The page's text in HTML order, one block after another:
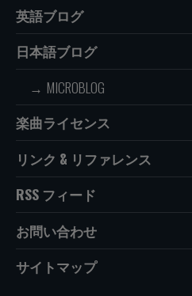
英語ブログ
日本語ブログ
MICROBLOG
楽曲ライセンス
リンク & リファレンス
RSS フィード
お問い合わせ
サイトマップ